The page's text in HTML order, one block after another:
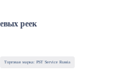
реек
Торговая марка: PST Service Russia